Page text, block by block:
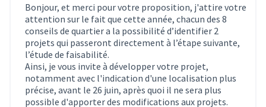
Bonjour, et merci pour votre proposition, j'attire votre
attention sur le fait que cette année, chacun des 8
conseils de quartier a la possibilité d’identifier 2
projets qui passeront directement à l’étape suivante,
l’étude de faisabilité.
Ainsi, je vous invite à développer votre projet,
notamment avec l'indication d'une localisation plus
précise, avant le 26 juin, après quoi il ne sera plus
possible d'apporter des modifications aux projets.